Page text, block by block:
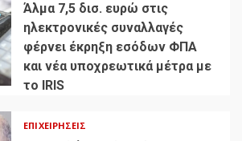
Άλμα 7,5 δισ. ευρώ στις
ηλεκτρονικές συναλλαγές
φέρνει έκρηξη εσόδων ΦΠΑ
και νέα υποχρεωτικά μέτρα με
το IRIS
ΕΠΙΧΕΙΡΉΣΕΙΣ